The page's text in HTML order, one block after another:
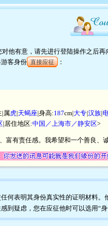
他有意，请先进行登陆操作之后
客身份 直接应征 ：
|属虎|天蝎座|身高:187cm|大专|汉族|
|居住地区:中国／上海市／静安区>
富有责任感。我希望和一个善良
何表明其身份真实性的证明材料。
到疑虑，您在应征他时可以选用“